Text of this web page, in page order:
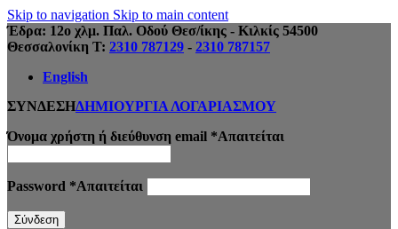
Skip to navigation Skip to main content
Έδρα: 12ο χλμ. Παλ. Οδού Θεσ/ίκης - Κιλκίς 54500
Θεσσαλονίκη Τ: 2310 787129 - 2310 787157
English
ΣΥΝΔΕΣΗΔΗΜΙΟΥΡΓΙΑ ΛΟΓΑΡΙΑΣΜΟΥ
Όνομα χρήστη ή διεύθυνση email *Απαιτείται
Password *Απαιτείται
Σύνδεση